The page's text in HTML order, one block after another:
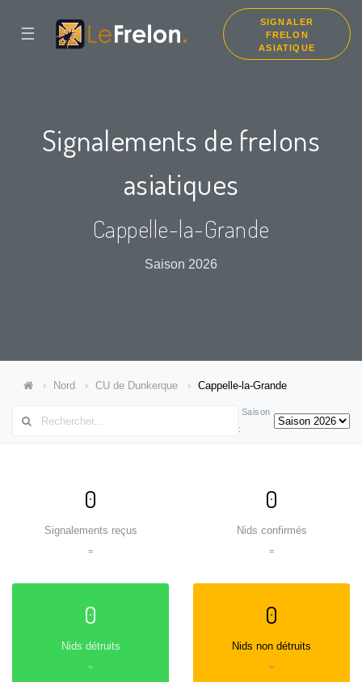
☰
SIGNALER
FRELON
ASIATIQUE
Signalements de frelons
asiatiques
Cappelle-la-Grande
Saison 2026
Nord CU de Dunkerque Cappelle-la-Grande
Saison
:
0
Signalements reçus
=
0
Nids confirmés
=
0
Nids détruits
=
0
Nids non détruits
=